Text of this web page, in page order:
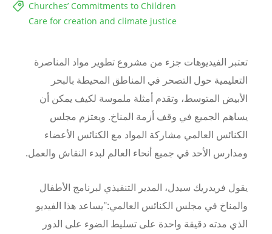
Churches’ Commitments to Children
Care for creation and climate justice
تعتبر الفيديوهات جزء من مشروع تطوير مواد المناصرة
التعليمية حول التصحر في المناطق المحيطة بالبحر
الأبيض المتوسط، وتقدم أمثلة ملموسة لكيف يمكن أن
يساهم الجميع في وقف أزمة المناخ. ويعتزم مجلس
الكنائس العالمي مشاركة المواد مع الكنائس الأعضاء
ومدارس الأحد في جميع أنحاء العالم لبدء النقاش والعمل.
يقول فريدريك سيدل، المدير التنفيذي لبرنامج الأطفال
والمناخ في مجلس الكنائس العالمي:"يساعد هذا الفيديو
الذي مدته دقيقة واحدة على تسليط الضوء على الدور